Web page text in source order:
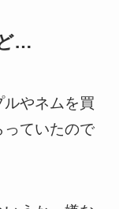
…
やネムを買
っていたので